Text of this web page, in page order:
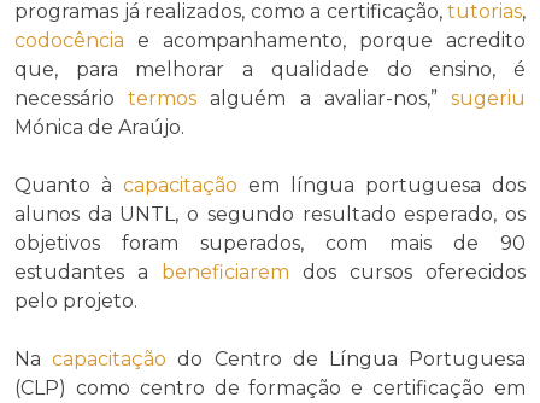
programas já realizados, como a certificação, tutorias,
codocência e acompanhamento, porque acredito
que, para melhorar a qualidade do ensino, é
necessáriotermos alguém a avaliar-nos,”sugeriu
Mónica de Araújo.
Quanto à capacitação em língua portuguesa dos
alunos da UNTL, o segundo resultado esperado, os
objetivos foram superados, com mais de 90
estudantes a beneficiarem dos cursos oferecidos
pelo projeto.
Nacapacitação do Centro de Língua Portuguesa
(CLP) como centro de formação e certificação em